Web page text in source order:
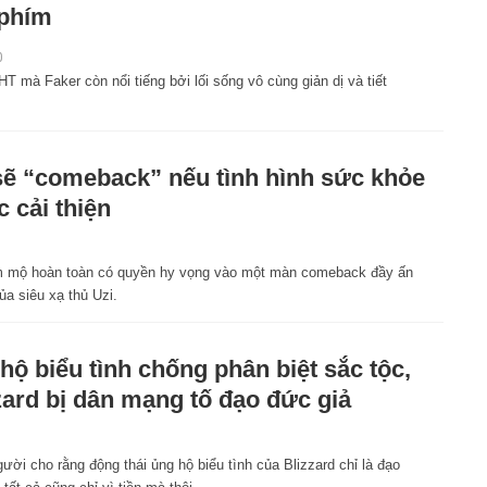
mà Faker còn nổi tiếng bởi lối sống vô cùng giản dị và tiết
“comeback” nếu tình hình sức khỏe
cải thiện
mộ hoàn toàn có quyền hy vọng vào một màn comeback đầy ấn
siêu xạ thủ Uzi.
biểu tình chống phân biệt sắc tộc,
bị dân mạng tố đạo đức giả
cho rằng động thái ủng hộ biểu tình của Blizzard chỉ là đạo